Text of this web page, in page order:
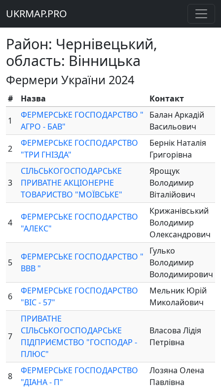
UKRMAP.PRO
Район: Чернівецький,
область: Вінницька
Фермери України 2024
# Назва Контакт
1
ФЕРМЕРСЬКЕ ГОСПОДАРСТВО "
АГРО - БАВ"
Балан Аркадій
Васильович
2
ФЕРМЕРСЬКЕ ГОСПОДАРСТВО
"ТРИ ГНІЗДА"
Бернік Наталія
Григорівна
3
СІЛЬСЬКОГОСПОДАРСЬКЕ
ПРИВАТНЕ АКЦІОНЕРНЕ
ТОВАРИСТВО "МОЇВСЬКЕ"
Ярощук
Володимир
Віталійович
4
ФЕРМЕРСЬКЕ ГОСПОДАРСТВО
"АЛЕКС"
Крижанівський
Володимир
Олександрович
5
ФЕРМЕРСЬКЕ ГОСПОДАРСТВО "
ВВВ "
Гулько
Володимир
Володимирович
6
ФЕРМЕРСЬКЕ ГОСПОДАРСТВО
"ВІС - 57"
Мельник Юрій
Миколайович
7
ПРИВАТНЕ
СІЛЬСЬКОГОСПОДАРСЬКЕ
ПІДПРИЄМСТВО "ГОСПОДАР -
ПЛЮС"
Власова Лідія
Петрівна
8
ФЕРМЕРСЬКЕ ГОСПОДАРСТВО
"ДІАНА - П"
Лозяна Олена
Павлівна